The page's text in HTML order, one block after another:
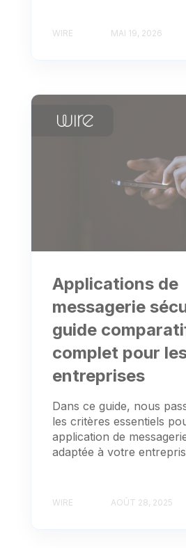
WIRE MAI 19, 2026
Applications de
messagerie
guide
complet pour
entreprises
Dans ce guide, nous
les critères essentiels
application de
adaptée à votre
WIRE AOÛT 28, 2025